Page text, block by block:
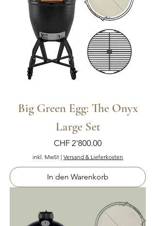
Big Green Egg: The Onyx
Large Set
Preis
CHF 2'800.00
inkl. MwSt | Versand & Lieferkosten
In den Warenkorb